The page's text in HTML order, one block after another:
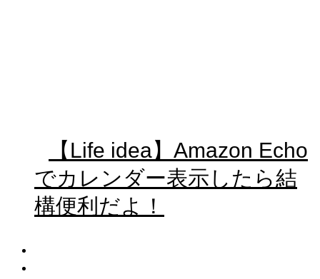
【Life idea】Amazon Echo
でカレンダー表示したら結
構便利だよ！